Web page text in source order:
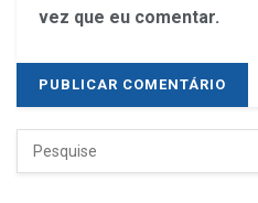
vez que eu comentar.